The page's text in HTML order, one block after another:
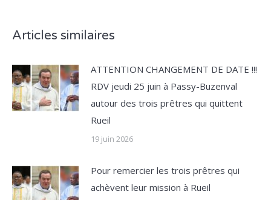
Articles similaires
ATTENTION CHANGEMENT DE DATE !!!
RDV jeudi 25 juin à Passy-Buzenval
autour des trois prêtres qui quittent
Rueil
19 juin 2026
Pour remercier les trois prêtres qui
achèvent leur mission à Rueil